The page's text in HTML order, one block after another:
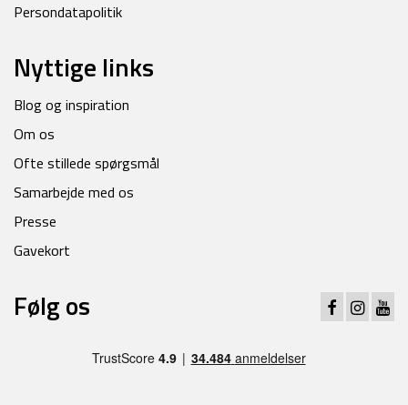
Persondatapolitik
Nyttige links
Blog og inspiration
Om os
Ofte stillede spørgsmål
Samarbejde med os
Presse
Gavekort
Følg os